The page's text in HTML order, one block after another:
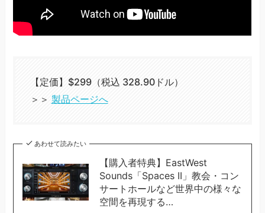
【定価】$299（税込 328.90ドル）
＞＞ 製品ページへ
あわせて読みたい
【購入者特典】EastWest
Sounds「Spaces II」教会・コン
サートホールなど世界中の様々な
空間を再現する…